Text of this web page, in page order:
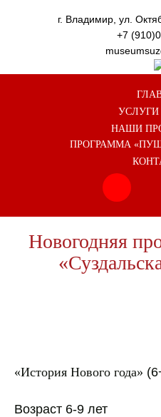
г. Владимир, ул.
+7
НАШИ
ПРОГРАММА
Новогодняя
«История Нового года»
Возраст 6-9 лет